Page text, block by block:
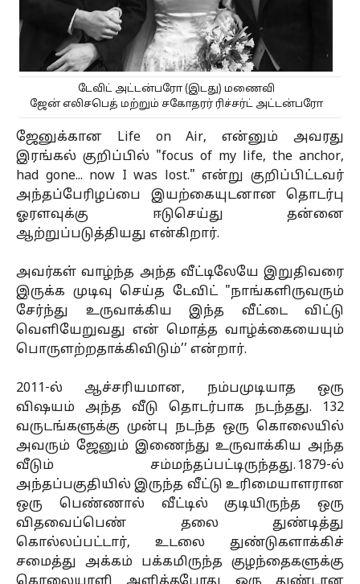
டேவிட் அட்டன்பரோ (இடது) மணைவி
ஜேன்எலிசபெத் மற்றும் சகோதரர் ரிச்சர்ட்அட்டன்பரோ
ஜேனுக்கான Life on Air, என்னும் அவரது
இரங்கல் குறிப்பில் "focus of my life, the anchor,
had gone... now I was lost." என்று குறிப்பிட்டவர்
அந்தப்பேரிழப்பை இயற்கையுடனான தொடர்பு
ஓரளவுக்கு ஈடுசெய்து தன்னை
ஆற்றுப்படுத்தியது என்கிறார்.
அவர்கள் வாழ்ந்த அந்த வீட்டிலேயே இறுதிவரை
இருக்க முடிவு செய்த டேவிட் "நாங்களிருவரும்
சேர்ந்து உருவாக்கிய இந்த வீட்டை விட்டு
வெளியேறுவது என் மொத்த வாழ்க்கையையும்
பொருளற்றதாக்கிவிடும்’’ என்றார்.
2011-ல் ஆச்சரியமான, நம்பமுடியாத ஒரு
விஷயம் அந்த வீடு தொடர்பாக நடந்தது. 132
வருடங்களுக்கு முன்பு நடந்த ஒரு கொலையில்
அவரும் ஜேனும் இணைந்து உருவாக்கிய அந்த
வீடும் சம்மந்தப்பட்டிருந்தது. 1879-ல்
அந்தப்பகுதியில் இருந்த வீட்டு உரிமையாளரான
ஒரு பெண்ணால் வீட்டில் குடியிருந்த ஒரு
விதவைப்பெண் தலை துண்டித்து
கொல்லப்பட்டார், உடலை துண்டுகளாக்கிச்
சமைத்து அக்கம் பக்கமிருந்த குழந்தைகளுக்கு